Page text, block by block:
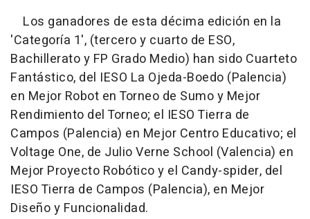
Los ganadores de esta décima edición en la
'Categoría 1', (tercero y cuarto de ESO,
Bachillerato y FP Grado Medio) han sido Cuarteto
Fantástico, del IESO La Ojeda-Boedo (Palencia)
en Mejor Robot en Torneo de Sumo y Mejor
Rendimiento del Torneo; el IESO Tierra de
Campos (Palencia) en Mejor Centro Educativo; el
Voltage One, de Julio Verne School (Valencia) en
Mejor Proyecto Robótico y el Candy-spider, del
IESO Tierra de Campos (Palencia), en Mejor
Diseño y Funcionalidad.